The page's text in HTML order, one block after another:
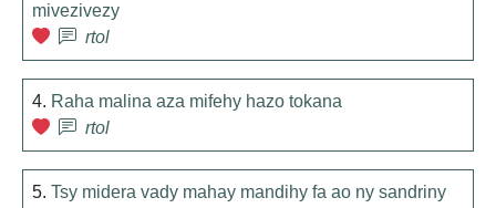
mivezivezy
rtol
4. Raha malina aza mifehy hazo tokana
rtol
5. Tsy midera vady mahay mandihy fa ao ny sandriny